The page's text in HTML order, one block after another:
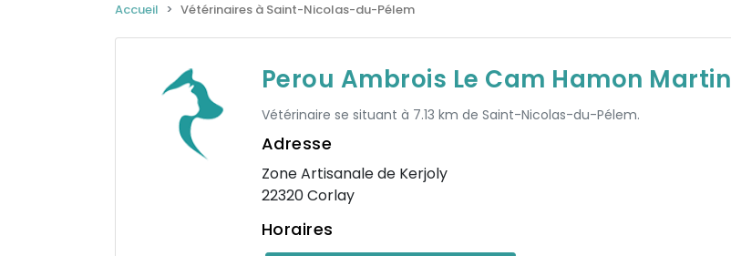
Accueil Vétérinaires à Saint-Nicolas-du-Pélem
Perou Ambrois Le Cam Hamon Martin
Vétérinaire se situant à 7.13 km de Saint-Nicolas-du-Pélem.
Adresse
Zone Artisanale de Kerjoly
22320 Corlay
Horaires